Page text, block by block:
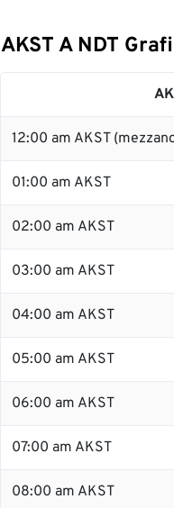
AKST A NDT
12:00 am AKST
01:00 am AKST
02:00 am AKST
03:00 am AKST
04:00 am AKST
05:00 am AKST
06:00 am AKST
07:00 am AKST
08:00 am AKST